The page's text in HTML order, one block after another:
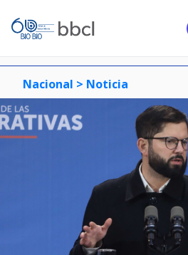
Nacional > Noticia